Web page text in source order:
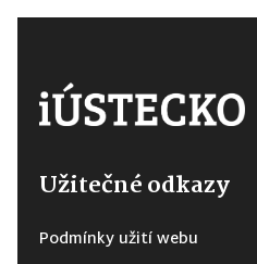
Užitečné odkazy
Podmínky užití webu